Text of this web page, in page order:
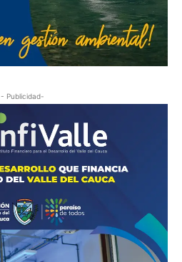
- Publicidad-